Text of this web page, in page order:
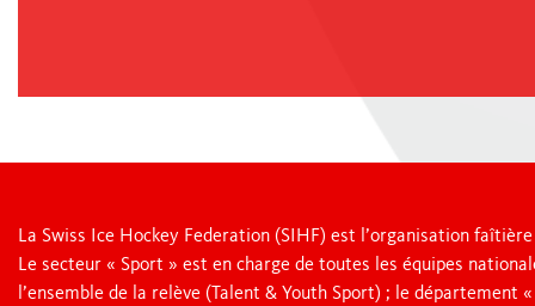
La Swiss Ice Hockey Federation (SIHF) est l’organisation
Le secteur « Sport » est en charge de toutes les équipes
l’ensemble de la relève (Talent & Youth Sport) ; le département